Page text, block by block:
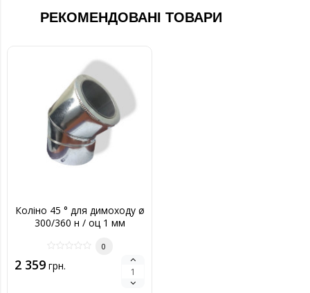
РЕКОМЕНДОВАНІ ТОВАРИ
Коліно 45 ° для димоходу ø
300/360 н / оц 1 мм
0
2 359 грн.